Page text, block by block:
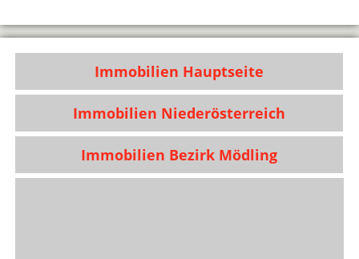
Immobilien Hauptseite
Immobilien Niederösterreich
Immobilien Bezirk Mödling